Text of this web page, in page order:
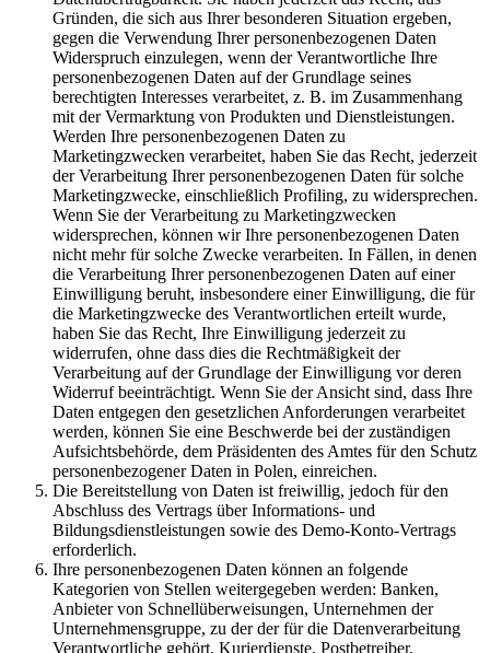
Gründen, die sich aus Ihrer besonderen Situation ergeben,
gegen die Verwendung Ihrer personenbezogenen Daten
Widerspruch einzulegen, wenn der Verantwortliche Ihre
personenbezogenen Daten auf der Grundlage seines
berechtigten Interesses verarbeitet, z. B. im Zusammenhang
mit der Vermarktung von Produkten und Dienstleistungen.
Werden Ihre personenbezogenen Daten zu
Marketingzwecken verarbeitet, haben Sie das Recht, jederzeit
der Verarbeitung Ihrer personenbezogenen Daten für solche
Marketingzwecke, einschließlich Profiling, zu widersprechen.
Wenn Sie der Verarbeitung zu Marketingzwecken
widersprechen, können wir Ihre personenbezogenen Daten
nicht mehr für solche Zwecke verarbeiten. In Fällen, in denen
die Verarbeitung Ihrer personenbezogenen Daten auf einer
Einwilligung beruht, insbesondere einer Einwilligung, die für
die Marketingzwecke des Verantwortlichen erteilt wurde,
haben Sie das Recht, Ihre Einwilligung jederzeit zu
widerrufen, ohne dass dies die Rechtmäßigkeit der
Verarbeitung auf der Grundlage der Einwilligung vor deren
Widerruf beeinträchtigt. Wenn Sie der Ansicht sind, dass Ihre
Daten entgegen den gesetzlichen Anforderungen verarbeitet
werden, können Sie eine Beschwerde bei der zuständigen
Aufsichtsbehörde, dem Präsidenten des Amtes für den Schutz
personenbezogener Daten in Polen, einreichen.
Die Bereitstellung von Daten ist freiwillig, jedoch für den
Abschluss des Vertrags über Informations- und
Bildungsdienstleistungen sowie des Demo-Konto-Vertrags
erforderlich.
Ihre personenbezogenen Daten können an folgende
Kategorien von Stellen weitergegeben werden: Banken,
Anbieter von Schnellüberweisungen, Unternehmen der
Unternehmensgruppe, zu der der für die Datenverarbeitung
Verantwortliche gehört, Kurierdienste, Postbetreiber,